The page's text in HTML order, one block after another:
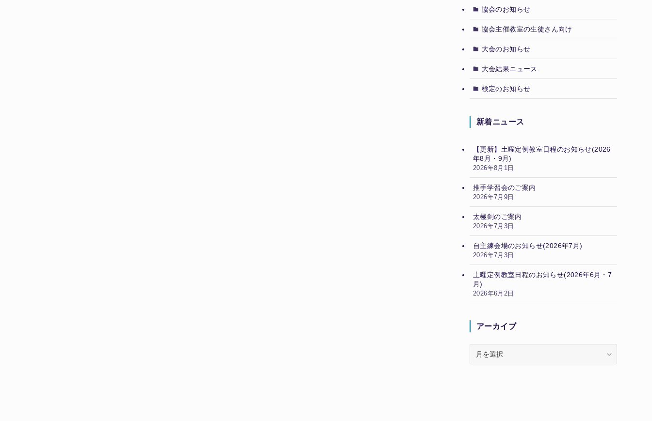
協会のお知らせ
協会主催教室の生徒さん向け
大会のお知らせ
大会結果ニュース
検定のお知らせ
新着ニュース
【更新】土曜定例教室日程のお知らせ(2026
年8月・9月)
2026年8月1日
推手学習会のご案内
2026年7月9日
太極剣のご案内
2026年7月3日
自主練会場のお知らせ(2026年7月)
2026年7月3日
土曜定例教室日程のお知らせ(2026年6月・7
月)
2026年6月2日
アーカイブ